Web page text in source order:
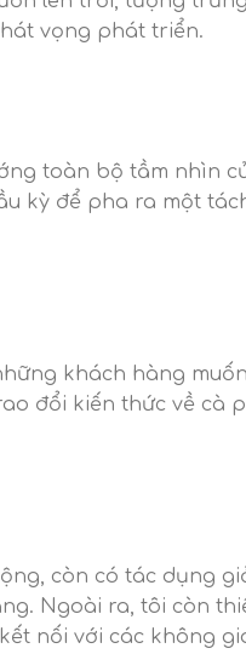
vọng phát triển.
toàn bộ tầm nhìn
kỳ để pha ra một
khách hàng muốn
đổi kiến ​​thức về cà
còn có tác dụng
Ngoài ra, tôi còn
nối với các không